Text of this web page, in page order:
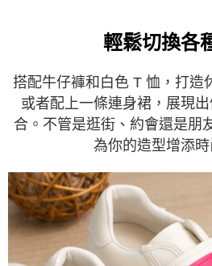
輕鬆切換各
搭配牛仔褲和白色 T 恤，打造
或者配上一條連身裙，展現
合。不管是逛街、約會還是朋
為你的造型增添時